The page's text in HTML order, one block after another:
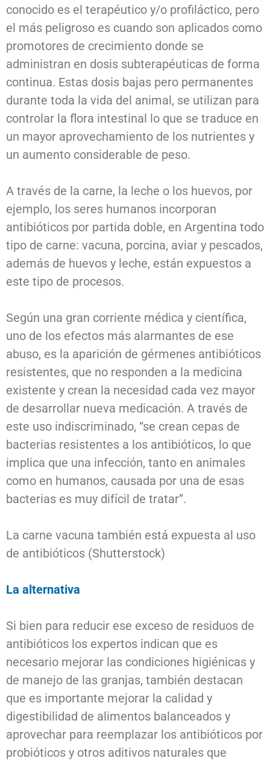
conocido es el terapéutico y/o profiláctico, pero
el más peligroso es cuando son aplicados como
promotores de crecimiento donde se
administran en dosis subterapéuticas de forma
continua. Estas dosis bajas pero permanentes
durante toda la vida del animal, se utilizan para
controlar la flora intestinal lo que se traduce en
un mayor aprovechamiento de los nutrientes y
un aumento considerable de peso.
A través de la carne, la leche o los huevos, por
ejemplo, los seres humanos incorporan
antibióticos por partida doble, en Argentina todo
tipo de carne: vacuna, porcina, aviar y pescados,
además de huevos y leche, están expuestos a
este tipo de procesos.
Según una gran corriente médica y científica,
uno de los efectos más alarmantes de ese
abuso, es la aparición de gérmenes antibióticos
resistentes, que no responden a la medicina
existente y crean la necesidad cada vez mayor
de desarrollar nueva medicación. A través de
este uso indiscriminado, “se crean cepas de
bacterias resistentes a los antibióticos, lo que
implica que una infección, tanto en animales
como en humanos, causada por una de esas
bacterias es muy difícil de tratar”.
La carne vacuna también está expuesta al uso
de antibióticos (Shutterstock)
La alternativa
Si bien para reducir ese exceso de residuos de
antibióticos los expertos indican que es
necesario mejorar las condiciones higiénicas y
de manejo de las granjas, también destacan
que es importante mejorar la calidad y
digestibilidad de alimentos balanceados y
aprovechar para reemplazar los antibióticos por
probióticos y otros aditivos naturales que